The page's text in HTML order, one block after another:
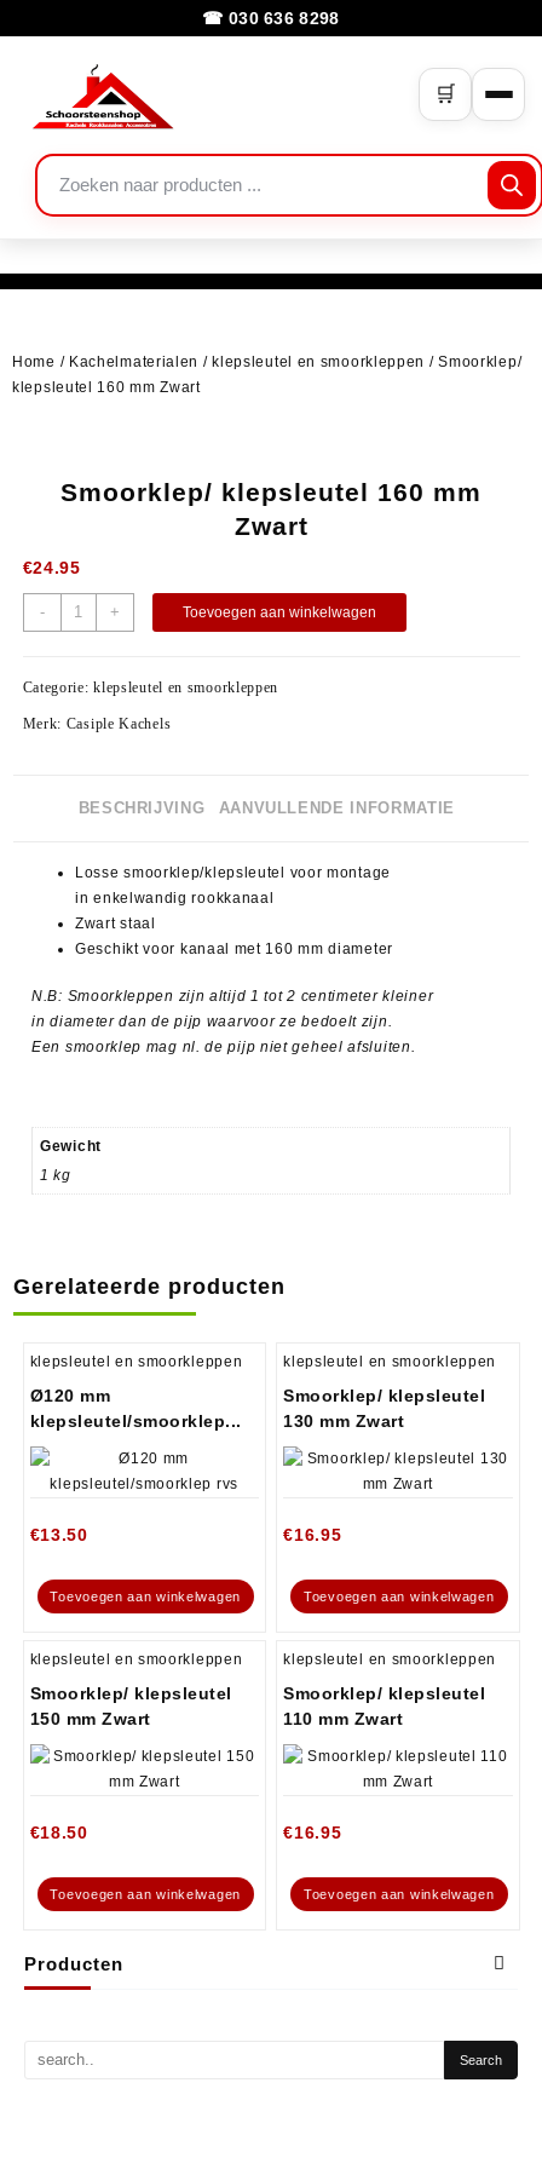
☎ 030 636 8298
🛒
Producten
Home / Kachelmaterialen / klepsleutel en smoorkleppen / Smoorklep/
klepsleutel 160 mm Zwart
Smoorklep/ klepsleutel 160 mm
Zwart
€24.95
- + Toevoegen aan winkelwagen
Categorie:klepsleutel en smoorkleppen
Merk: Casiple Kachels
BESCHRIJVING AANVULLENDE INFORMATIE
Losse smoorklep/klepsleutel voor montage
in enkelwandig rookkanaal
Zwart staal
Geschikt voor kanaal met 160 mm diameter
N.B: Smoorkleppen zijn altijd 1 tot 2 centimeter kleiner
in diameter dan de pijp waarvoor ze bedoelt zijn.
Een smoorklep mag nl. de pijp niet geheel afsluiten.
Gewicht
1 kg
Gerelateerde producten
klepsleutel en smoorkleppen
Ø120 mm
klepsleutel/smoorklep...
€13.50
Toevoegen aan winkelwagen
klepsleutel en smoorkleppen
Smoorklep/ klepsleutel
130 mm Zwart
€16.95
Toevoegen aan winkelwagen
klepsleutel en smoorkleppen
Smoorklep/ klepsleutel
150 mm Zwart
€18.50
Toevoegen aan winkelwagen
klepsleutel en smoorkleppen
Smoorklep/ klepsleutel
110 mm Zwart
€16.95
Toevoegen aan winkelwagen